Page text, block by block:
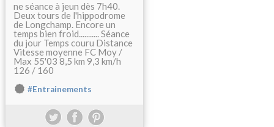
ne séance à jeun dès 7h40.
Deux tours de l'hippodrome
de Longchamp. Encore un
temps bien froid........... Séance
du jour Temps couru Distance
Vitesse moyenne FC Moy /
Max 55'03 8,5 km 9,3 km/h
126 / 160
#Entrainements